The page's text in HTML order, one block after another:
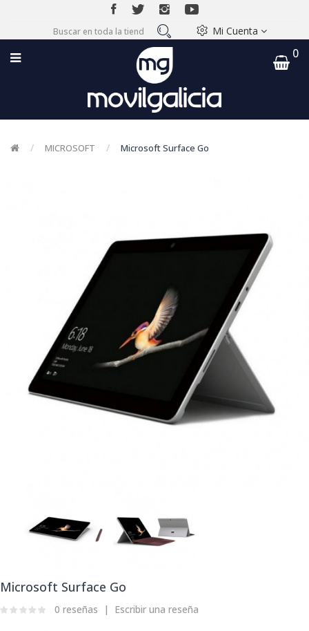
Mi Cuenta
0
MICROSOFT Microsoft Surface Go
Microsoft Surface Go
0 reseñas Escribir una reseña